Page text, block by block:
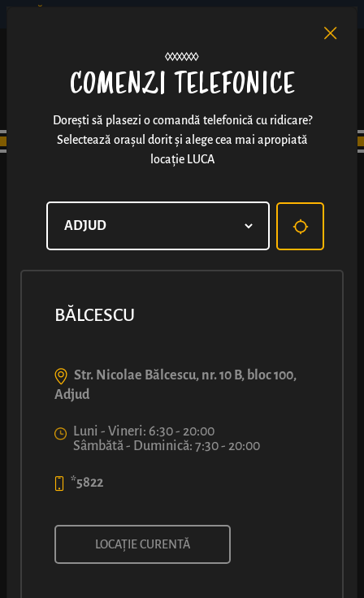
COVRIG CU CAȘCAVAL
COMENZI TELEFONICE
Dorești să plasezi o comandă telefonică cu ridicare?
Selectează orașul dorit și alege cea mai apropiată
locație LUCA
BĂLCESCU
Str. Nicolae Bălcescu, nr. 10 B, bloc 100,
Adjud
Luni - Vineri: 6:30 - 20:00
Sâmbătă - Duminică: 7:30 - 20:00
*5822
LOCAȚIE CURENTĂ